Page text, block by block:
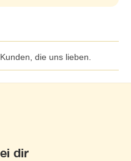
die uns lieben.
dir